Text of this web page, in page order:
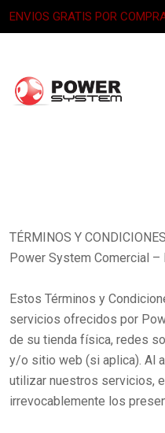
ENVIOS GRATIS POR
TÉRMINOS Y
Power System Comercial –
Estos Términos y
servicios ofrecidos por
de su tienda física, redes
y/o sitio web (si aplica). Al
utilizar nuestros servicios,
irrevocablemente los